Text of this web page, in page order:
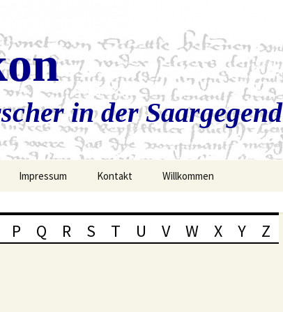
in der Saargegend
Impressum Kontakt Willkommen
P Q R S T U V W X Y Z